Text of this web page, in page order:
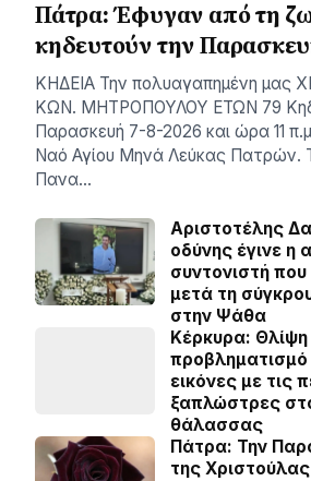
Πάτρα: Έφυγαν από τη
κηδευτούν την
ΚΗΔΕΙΑ Την πολυαγαπημένη μας
ΚΩΝ. ΜΗΤΡΟΠΟΥΛΟΥ ΕΤΩΝ 79
Παρασκευή 7-8-2026 και ώρα 11
Ναό Αγίου Μηνά Λεύκας Πατρών.
Πανα…
Αριστοτέλης
οδύνης έγινε
συντονιστή
μετά τη
στην Ψάθα
Κέρκυρα: Θλίψη
εικόνες με τις
ξαπλώστρες
θάλασσας
Πάτρα: Την
της